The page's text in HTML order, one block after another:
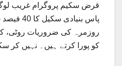
قرض سکیم پروگرام غریب
پاس
روزمرہ کی ضروریات روٹی،
کو پورا کرتے ہیں۔ نہیں کر